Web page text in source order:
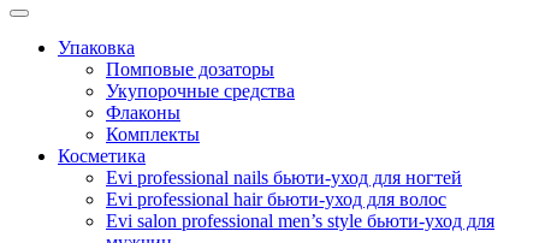
Упаковка
Помповые дозаторы
Укупорочные средства
Флаконы
Комплекты
Косметика
Evi professional nails бьюти-уход для ногтей
Evi professional hair бьюти-уход для волос
Evi salon professional men’s style бьюти-уход для